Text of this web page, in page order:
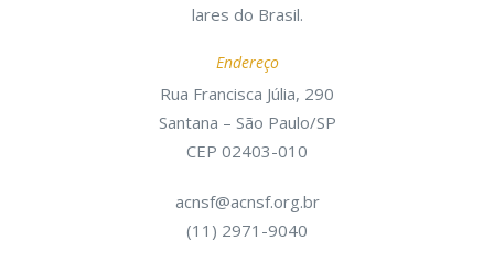
lares do Brasil.
Endereço
Rua Francisca Júlia, 290
Santana – São Paulo/SP
CEP 02403-010
acnsf@acnsf.org.br
(11) 2971-9040